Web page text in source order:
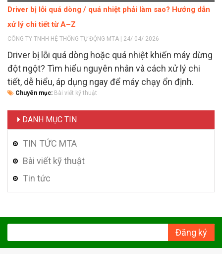
Driver bị lỗi quá dòng / quá nhiệt phải làm sao? Hướng dẫn
xử lý chi tiết từ A–Z
CÔNG TY TNHH HỆ THỐNG TỰ ĐỘNG MTA | 24/ 04/ 2026
Driver bị lỗi quá dòng hoặc quá nhiệt khiến máy dừng
đột ngột? Tìm hiểu nguyên nhân và cách xử lý chi
tiết, dễ hiểu, áp dụng ngay để máy chạy ổn định.
Chuyên mục: Bài viết kỹ thuật
DANH MỤC TIN
TIN TỨC MTA
Bài viết kỹ thuật
Tin tức
Đăng ký